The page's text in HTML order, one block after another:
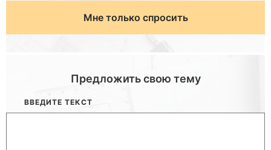
Мне только спросить
Предложить свою тему
ВВЕДИТЕ ТЕКСТ